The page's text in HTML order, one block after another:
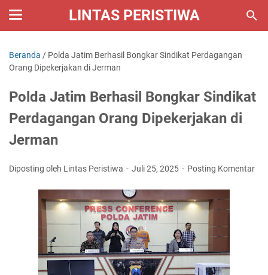
LINTAS PERISTIWA
Beranda / Polda Jatim Berhasil Bongkar Sindikat Perdagangan
Orang Dipekerjakan di Jerman
Polda Jatim Berhasil Bongkar Sindikat
Perdagangan Orang Dipekerjakan di
Jerman
Diposting oleh Lintas Peristiwa Juli 25, 2025 Posting Komentar